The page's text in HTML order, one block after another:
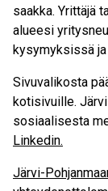
saakka. Yrittäjä
alueesi
kysymyksissä
Sivuvalikosta
kotisivuille.
sosiaalisesta
Linkedin.
Järvi-